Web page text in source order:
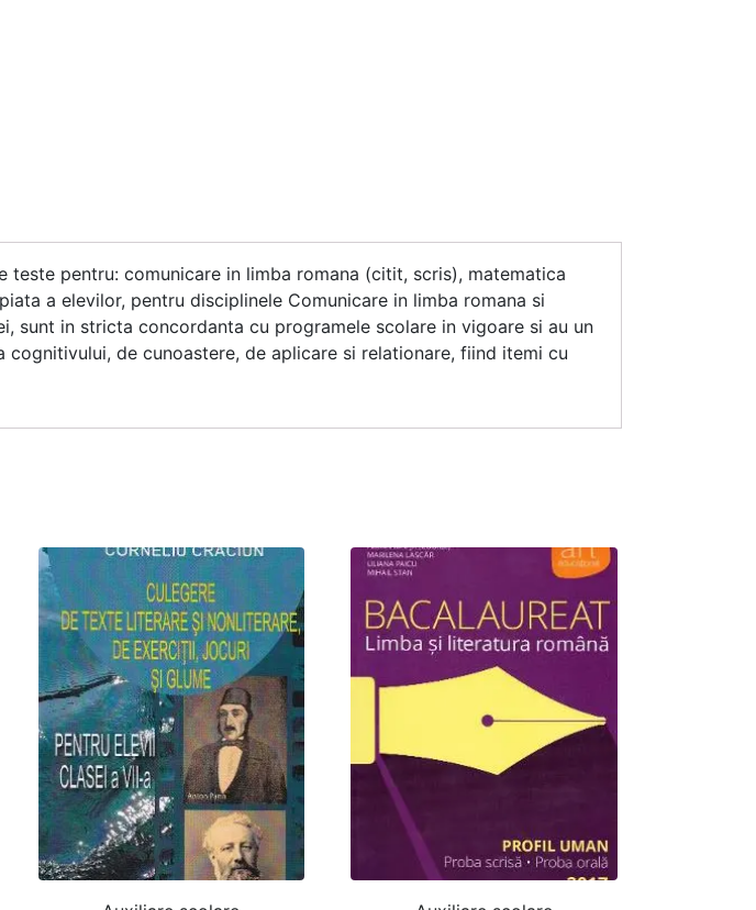
teste pentru: comunicare in limba romana (citit, scris), matematica
a elevilor, pentru disciplinele Comunicare in limba romana si
sunt in stricta concordanta cu programele scolare in vigoare si au un
de cunoastere, de aplicare si relationare, fiind itemi cu